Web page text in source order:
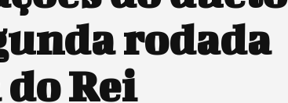
rodada
do Rei